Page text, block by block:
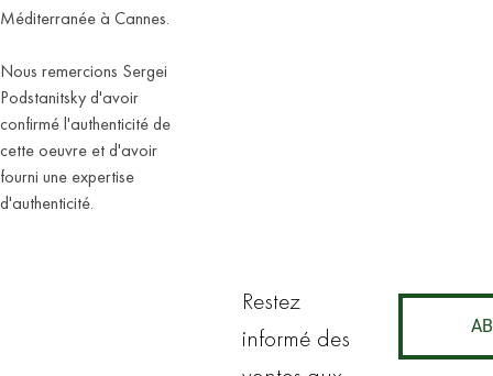
Méditerranée à Cannes.
Nous remercions Sergei
Podstanitsky d'avoir
confirmé l'authenticité de
cette oeuvre et d'avoir
fourni une expertise
d'authenticité.
Restez
informé des